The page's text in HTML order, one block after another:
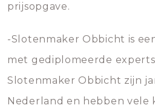
prijsopgave.
-Slotenmaker Obbicht is
met gediplomeerde
Slotenmaker Obbicht zijn
Nederland en hebben vele